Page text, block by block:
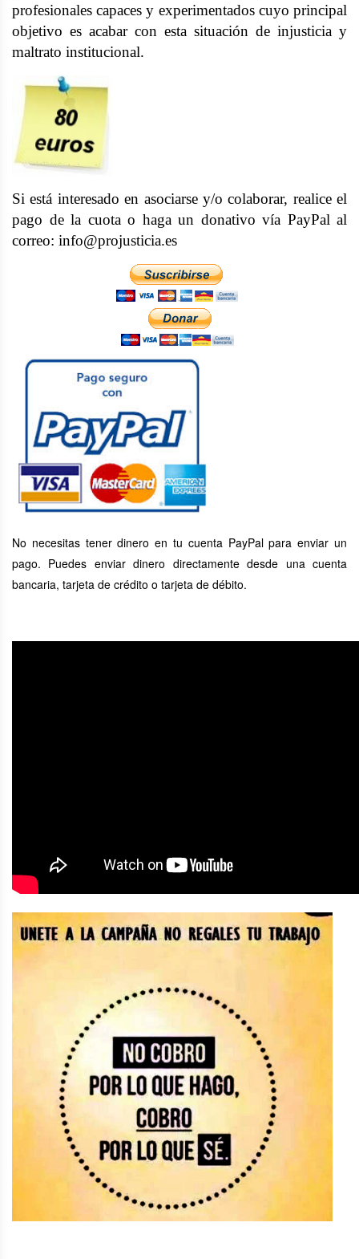
profesionales capaces y experimentados cuyo principal
objetivo es acabar con esta situación de injusticia y
maltrato institucional.
Si está interesado en asociarse y/o colaborar, realice el
pago de la cuota o haga un donativo vía PayPal al
correo: info@projusticia.es
No necesitas tener dinero en tu cuenta PayPal para enviar un
pago. Puedes enviar dinero directamente desde una cuenta
bancaria, tarjeta de crédito o tarjeta de débito.